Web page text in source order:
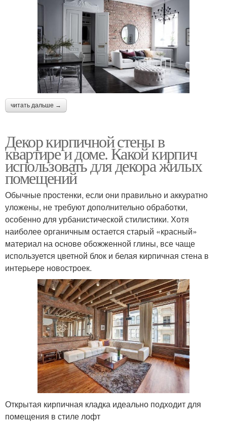
читать дальше →
Декор кирпичной стены в
квартире и доме. Какой кирпич
использовать для декора жилых
помещений
Обычные простенки, если они правильно и аккуратно
уложены, не требуют дополнительно обработки,
особенно для урбанистической стилистики. Хотя
наиболее органичным остается старый «красный»
материал на основе обожженной глины, все чаще
используется цветной блок и белая кирпичная стена в
интерьере новостроек.
Открытая кирпичная кладка идеально подходит для
помещения в стиле лофт